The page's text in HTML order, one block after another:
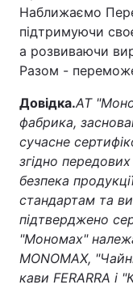
Наближаємо
підтримуючи
а розвиваючи
Разом -
Довідка.АТ
фабрика,
сучасне
згідно
безпека
стандартам та
підтверджено
"Мономах"
MONOMAX,
кави FERARRA і